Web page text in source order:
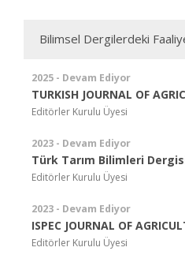
Bilimsel Dergilerdeki
2025 - Devam Ediyor
TURKISH JOURNAL OF
Editörler Kurulu Üyesi
2023 - Devam Ediyor
Türk Tarım Bilimleri
Editörler Kurulu Üyesi
2023 - Devam Ediyor
ISPEC JOURNAL OF
Editörler Kurulu Üyesi